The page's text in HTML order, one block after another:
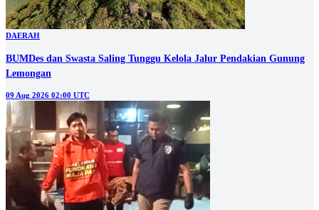
DAERAH
BUMDes dan Swasta Saling Tunggu Kelola Jalur Pendakian Gunung
Lemongan
09 Aug 2026 02:00 UTC